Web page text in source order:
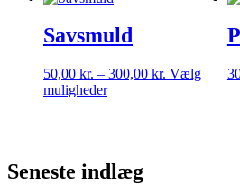
Savsmuld
50,00 kr. – 300,00 kr. Prisinterval:
Vælg
mulighederDette
Mulighederne
Seneste indlæg